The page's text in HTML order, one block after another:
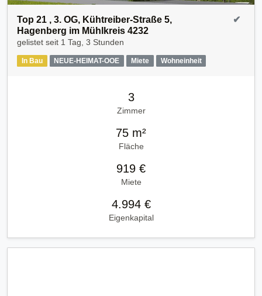
Top 21 , 3. OG, Kühtreiber-Straße 5,
Hagenberg im Mühlkreis 4232
gelistet seit 1 Tag, 3 Stunden
In Bau NEUE-HEIMAT-OOE Miete Wohneinheit
✔
3
Zimmer
75 m²
Fläche
919 €
Miete
4.994 €
Eigenkapital